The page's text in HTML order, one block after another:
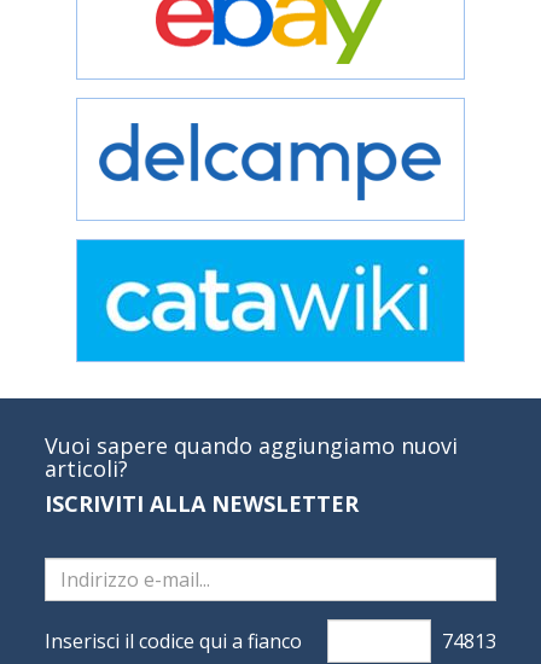
Vuoi sapere quando aggiungiamo nuovi
articoli?
ISCRIVITI ALLA NEWSLETTER
Inserisci il codice qui a fianco